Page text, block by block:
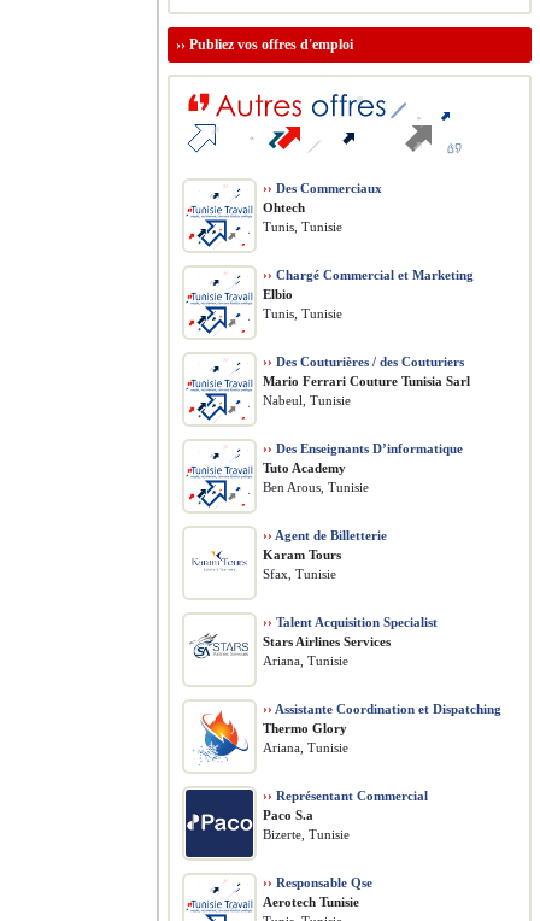
›› Publiez vos offres d'emploi
›› Des Commerciaux
Ohtech
Tunis, Tunisie
›› Chargé Commercial et Marketing
Elbio
Tunis, Tunisie
›› Des Couturières / des Couturiers
Mario Ferrari Couture Tunisia Sarl
Nabeul, Tunisie
›› Des Enseignants D’informatique
Tuto Academy
Ben Arous, Tunisie
›› Agent de Billetterie
Karam Tours
Sfax, Tunisie
›› Talent Acquisition Specialist
Stars Airlines Services
Ariana, Tunisie
›› Assistante Coordination et Dispatching
Thermo Glory
Ariana, Tunisie
›› Représentant Commercial
Paco S.a
Bizerte, Tunisie
›› Responsable Qse
Aerotech Tunisie